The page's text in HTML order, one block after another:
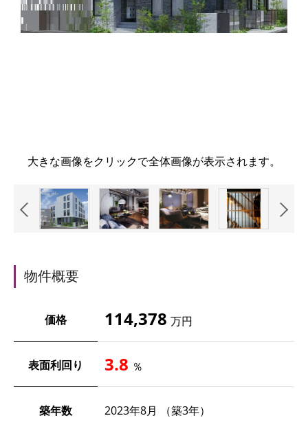
大きな画像をクリックで全体画像が表示されます。
物件概要
価格 114,378 万円
表面利回り 3.8 ％
築年数 2023年8月 （築3年）